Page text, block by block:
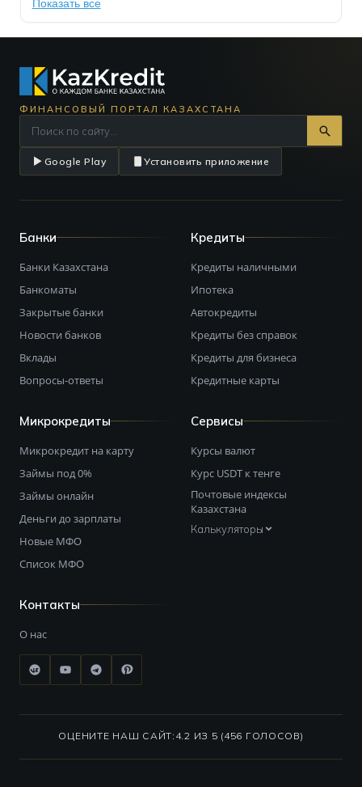
Показать все
ФИНАНСОВЫЙ ПОРТАЛ КАЗАХСТАНА
Google Play Установить приложение
Банки
Банки Казахстана
Банкоматы
Закрытые банки
Новости банков
Вклады
Вопросы-ответы
Кредиты
Кредиты наличными
Ипотека
Автокредиты
Кредиты без справок
Кредиты для бизнеса
Кредитные карты
Микрокредиты
Микрокредит на карту
Займы под 0%
Займы онлайн
Деньги до зарплаты
Новые МФО
Список МФО
Сервисы
Курсы валют
Курс USDT к тенге
Почтовые индексы
Казахстана
Калькуляторы
Контакты
О нас
ОЦЕНИТЕ НАШ САЙТ: 4.2 ИЗ 5 (456 ГОЛОСОВ)